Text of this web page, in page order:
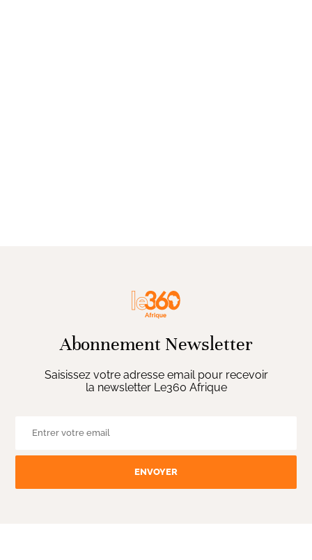
Abonnement Newsletter
Saisissez votre adresse email pour recevoir
la newsletter Le360 Afrique
ENVOYER